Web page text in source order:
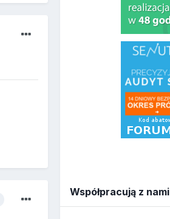
Współpracują z nami